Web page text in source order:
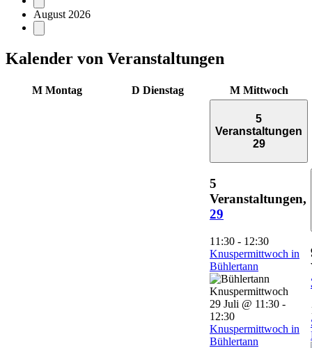
August 2026
Kalender von Veranstaltungen
M Montag D Dienstag M Mittwoch
5
Veranstaltungen
29
5
Veranstaltungen,
29
11:30 - 12:30
Knuspermittwoch in
Bühlertann
29 Juli @ 11:30 -
12:30
Knuspermittwoch in
Bühlertann